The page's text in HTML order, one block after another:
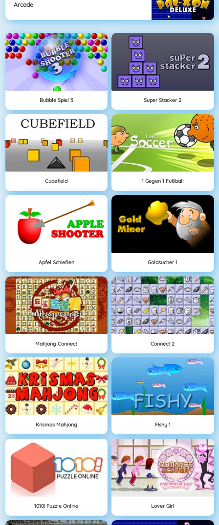
Arcade
Bubble Spiel 3 Super Stacker 2
Cubefield 1 Gegen 1 Fußball
Apfel Schießen Goldsucher 1
Mahjong Connect Connect 2
Krismas Mahjong Fishy 1
1010! Puzzle Online Lover Girl